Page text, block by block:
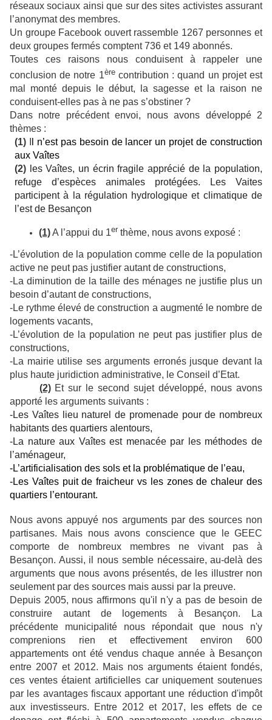
réseaux sociaux ainsi que sur des sites activistes assurant
l’anonymat des membres.
Un groupe Facebook ouvert rassemble 1267 personnes et
deux groupes fermés comptent 736 et 149 abonnés.
Toutes ces raisons nous conduisent à rappeler une
conclusion de notre 1èrecontribution : quand un projet est
mal monté depuis le début, la sagesse et la raison ne
conduisent-elles pas à ne pas s’obstiner ?
Dans notre précédent envoi, nous avons développé 2
thèmes :
(1)
l n’est pas besoin de lancer un projet de construction
aux Vaîtes
(2) les Vaîtes, un écrin fragile apprécié de la population,
refuge d’espèces animales protégées. Les Vaites
participent à la régulation hydrologique et climatique de
l’est de Besançon
(1)A l’appui du 1er thème, nous avons exposé :
-L’évolution de la population comme celle de la population
active ne peut pas justifier autant de constructions,
-La diminution de la taille des ménages ne justifie plus un
besoin d’autant de constructions,
-Le rythme élevé de construction a augmenté le nombre de
logements vacants,
-L’évolution de la population ne peut pas justifier plus de
constructions,
-La mairie utilise ses arguments erronés jusque devant la
plus haute juridiction administrative, le Conseil d’Etat.
(2)Et sur le second sujet développé, nous avons
apporté les arguments suivants :
-Les Vaîtes lieu naturel de promenade pour de nombreux
habitants des quartiers alentours,
-La nature aux Vaîtes est menacée par les méthodes de
l’aménageur,
-L’artificialisation des sols et la problématique de l’eau,
-Les Vaîtes puit de fraicheur vs les zones de chaleur des
quartiers l’entourant.
Nous avons appuyé nos arguments par des sources non
partisanes. Mais nous avons conscience que le GEEC
comporte de nombreux membres ne vivant pas à
Besançon. Aussi, il nous semble nécessaire, au-delà des
arguments que nous avons présentés, de les illustrer non
seulement par des sources mais aussi par la preuve.
Depuis 2005, nous affirmons qu'il n'y a pas de besoin de
construire autant de logements à Besançon. La
précédente municipalité nous répondait que nous n'y
comprenions rien et effectivement environ 600
appartements ont été vendus chaque année à Besançon
entre 2007 et 2012. Mais nos arguments étaient fondés,
ces ventes étaient artificielles car uniquement soutenues
par les avantages fiscaux apportant une réduction d'impôt
aux investisseurs. Entre 2012 et 2017, les effets de ce